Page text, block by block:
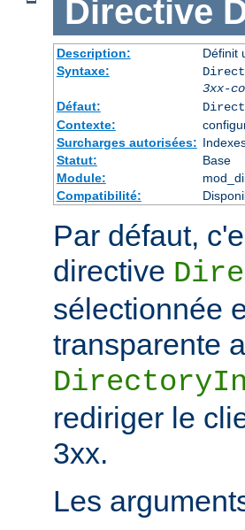
Directive
Description:
Définit
Syntaxe:
3xx-
Défaut:
Contexte:
Surcharges autorisées:
Statut:
Base
Module:
Compatibilité:
Par défaut,
directive
sélectionnée
transparente
rediriger le
3xx.
Les